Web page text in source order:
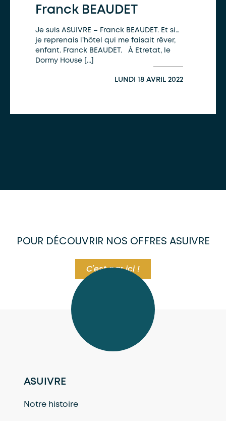
Franck BEAUDET
Je suis ASUIVRE – Franck BEAUDET. Et si…
je reprenais l’hôtel qui me faisait rêver,
enfant. Franck BEAUDET. À Etretat, le
Dormy House [...]
LUNDI 18 AVRIL 2022
POUR DÉCOUVRIR NOS OFFRES ASUIVRE
C'est par ici !
ASUIVRE
Notre histoire